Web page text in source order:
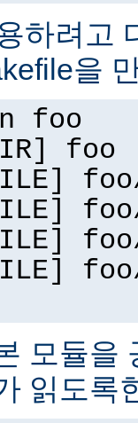
하려고
을
foo
foo
foo/
모듈을
읽도록